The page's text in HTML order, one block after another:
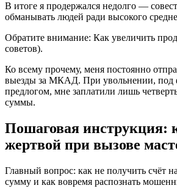
В итоге я продержался недолго —
обманывать людей ради высокого
Обратите внимание: Как увеличить
советов).
Ко всему прочему, меня постоянно
выезды за МКАД. При увольнении, под
предлогом, мне заплатили лишь
суммы.
Пошаговая инструкция:
жертвой при вызове
Главный вопрос: как не получить счёт
сумму и как вовремя распознать